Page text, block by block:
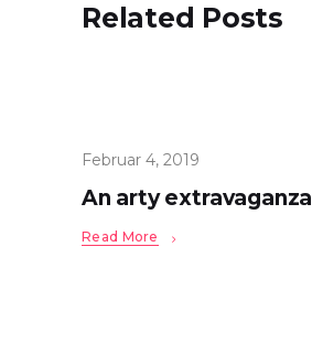
Related Posts
Februar 4, 2019
An arty extravaganza
Read More